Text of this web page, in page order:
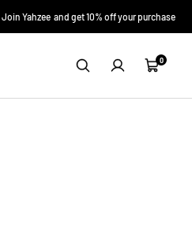
Join Yahzee and get 10% off your purchase
カ 0